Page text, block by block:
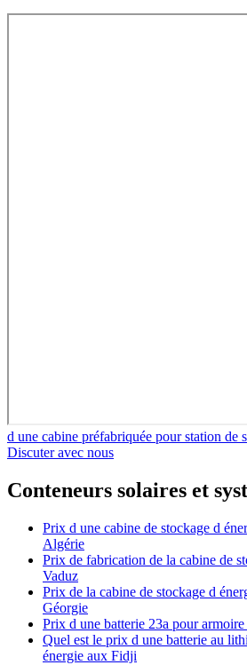
d une cabine préfabriquée pour station de
Discuter avec nous
Conteneurs solaires et
Prix d une cabine de stockage d
Algérie
Prix de fabrication de la cabine de
Vaduz
Prix de la cabine de stockage d
Géorgie
Prix d une batterie 23a pour
Quel est le prix d une batterie au
énergie aux Fidji